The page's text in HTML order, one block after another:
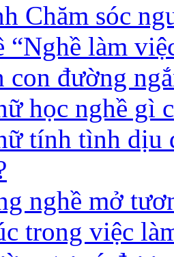
Chăm sóc
“Nghề làm
con đường
học nghề gì
tính tình dịu
nghề mở
trong việc